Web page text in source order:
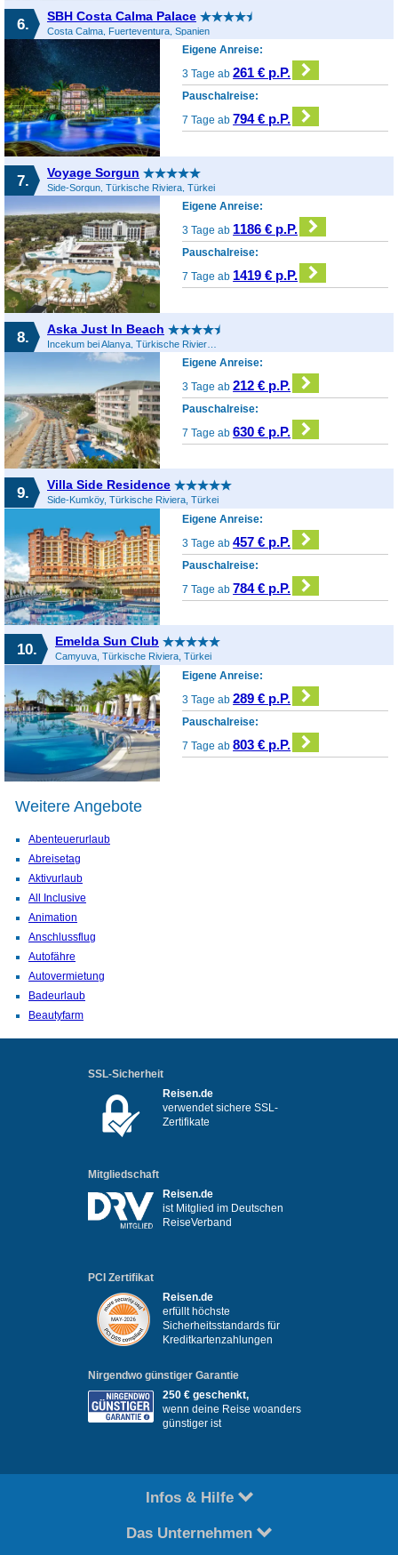
6. SBH Costa Calma Palace
Costa Calma, Fuerteventura, Spanien
Eigene Anreise:
3 Tage ab261 € p.P.
Pauschalreise:
7 Tage ab 794 € p.P.
7. Voyage Sorgun
Side-Sorgun, Türkische Riviera, Türkei
Eigene Anreise:
3 Tage ab 1186 € p.P.
Pauschalreise:
7 Tage ab 1419 € p.P.
8. Aska Just In Beach
Incekum bei Alanya, Türkische Riviera, Türkei
Eigene Anreise:
3 Tage ab212 € p.P.
Pauschalreise:
7 Tage ab630 € p.P.
9. Villa Side Residence
Side-Kumköy, Türkische Riviera, Türkei
Eigene Anreise:
3 Tage ab457 € p.P.
Pauschalreise:
7 Tage ab 784 € p.P.
10. Emelda Sun Club
Camyuva, Türkische Riviera, Türkei
Eigene Anreise:
3 Tage ab289 € p.P.
Pauschalreise:
7 Tage ab803 € p.P.
Weitere Angebote
Abenteuerurlaub
Abreisetag
Aktivurlaub
All Inclusive
Animation
Anschlussflug
Autofähre
Autovermietung
Badeurlaub
Beautyfarm
SSL-Sicherheit
Reisen.de
verwendet sichere SSL-
Zertifikate
Mitgliedschaft
Reisen.de
ist Mitglied im Deutschen
ReiseVerband
PCI Zertifikat
Reisen.de
erfüllt höchste
Sicherheitsstandards für
Kreditkartenzahlungen
Nirgendwo günstiger Garantie
250 € geschenkt,
wenn deine Reise woanders
günstiger ist
Infos & Hilfe
Das Unternehmen